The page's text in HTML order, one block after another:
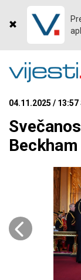
04.11.2025 / 13:57